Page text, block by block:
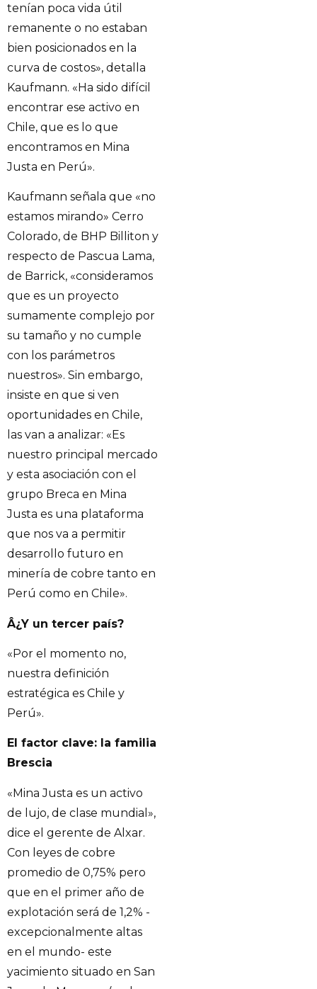
tenían poca vida útil
remanente o no estaban
bien posicionados en la
curva de costos», detalla
Kaufmann. «Ha sido difícil
encontrar ese activo en
Chile, que es lo que
encontramos en Mina
Justa en Perú».
Kaufmann señala que «no
estamos mirando» Cerro
Colorado, de BHP Billiton y
respecto de Pascua Lama,
de Barrick, «consideramos
que es un proyecto
sumamente complejo por
su tamaño y no cumple
con los parámetros
nuestros». Sin embargo,
insiste en que si ven
oportunidades en Chile,
las van a analizar: «Es
nuestro principal mercado
y esta asociación con el
grupo Breca en Mina
Justa es una plataforma
que nos va a permitir
desarrollo futuro en
minería de cobre tanto en
Perú como en Chile».
Â¿Y un tercer país?
«Por el momento no,
nuestra definición
estratégica es Chile y
Perú».
El factor clave: la familia
Brescia
«Mina Justa es un activo
de lujo, de clase mundial»,
dice el gerente de Alxar.
Con leyes de cobre
promedio de 0,75% pero
que en el primer año de
explotación será de 1,2% -
excepcionalmente altas
en el mundo- este
yacimiento situado en San